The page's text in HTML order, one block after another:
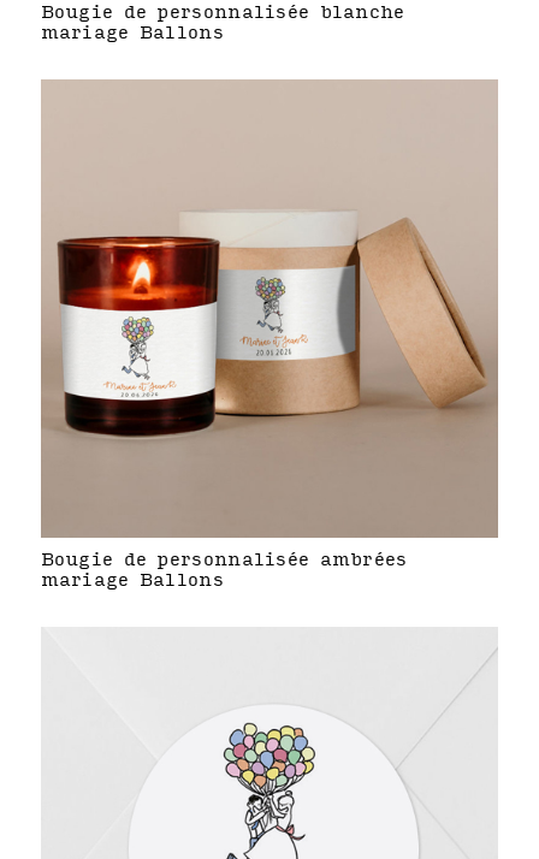
Bougie de personnalisée blanche
mariage Ballons
Bougie de personnalisée ambrées
mariage Ballons